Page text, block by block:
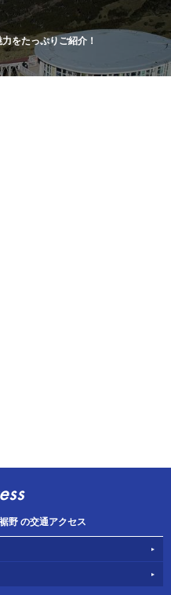
をたっぷりご紹介！
野 の交通アクセス